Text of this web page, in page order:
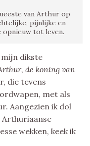
van Arthur op
pijnlijke en
tot leven.
mijn dikste
de koning van
die tevens
met als
Aangezien ik dol
Arthuriaanse
wekken, keek ik